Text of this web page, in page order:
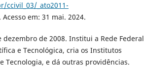
ccivil_03/_ato2011-
. Acesso em: 31 mai. 2024.
dezembro de 2008. Institui a Rede Federal
e Tecnológica, cria os Institutos
Tecnologia, e dá outras providências.